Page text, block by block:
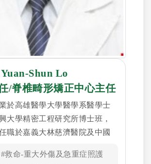
Shun Lo
/脊椎畸形矯正中心主任
於高雄醫學大學醫學系醫學士
大學精密工程研究所博士班，
職於嘉義大林慈濟醫院及中國
外各地知名脊椎中心進修, 專攻
#救命-重大外傷及急重症照護